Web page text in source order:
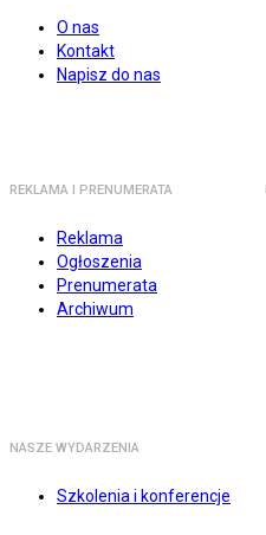
O nas
Kontakt
Napisz do nas
REKLAMA I PRENUMERATA
Reklama
Ogłoszenia
Prenumerata
Archiwum
NASZE WYDARZENIA
Szkolenia i konferencje